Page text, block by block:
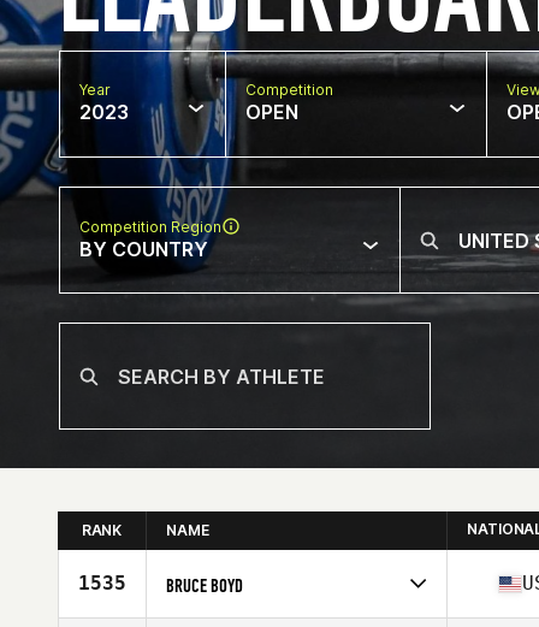
Year
2023
Competition
OPEN
Competition Region
BY COUNTRY
RANK NAME
1535 BRUCE BOYD